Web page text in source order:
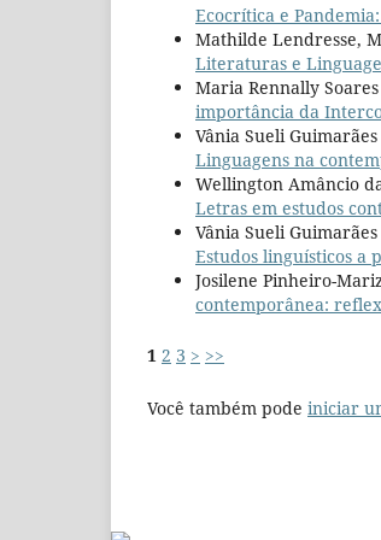
Ecocrítica e
Mathilde Lendresse,
Literaturas e
Maria Rennally
importância da
Vânia Sueli
Linguagens na
Wellington Amâncio
Letras em estudos
Vânia Sueli
Estudos linguísticos a
Josilene Pinheiro-
contemporânea:
1 2 3 > >>
Você também pode iniciar